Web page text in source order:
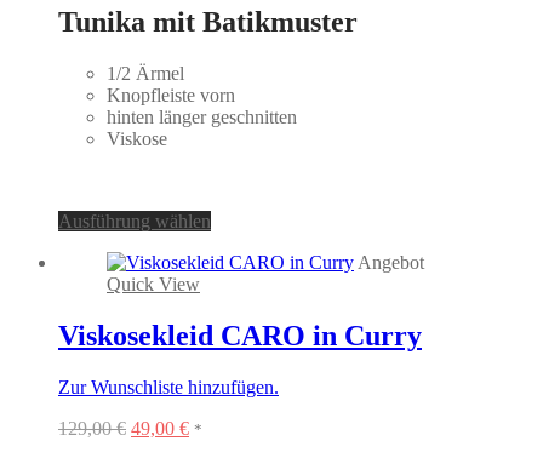
Tunika mit Batikmuster
1/2 Ärmel
Knopfleiste vorn
hinten länger geschnitten
Viskose
Ausführung wählen
weist
auf.
Die
können
Angebot
Quick View
Viskosekleid CARO in Curry
Zur Wunschliste hinzufügen.
129,00€ Ursprünglicher
49,00 €Aktueller
*